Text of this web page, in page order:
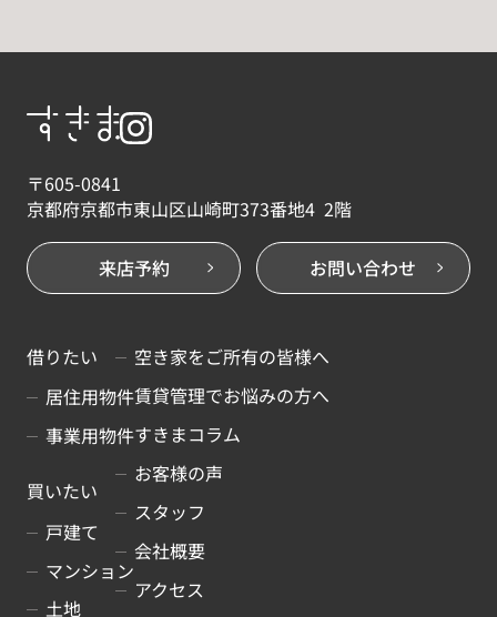
〒605-0841
京都府京都市東山区山崎町373番地4 2階
来店予約 お問い合わせ
借りたい
居住用物件
事業用物件
買いたい
戸建て
マンション
土地
空き家をご所有の皆様へ
賃貸管理でお悩みの方へ
すきまコラム
お客様の声
スタッフ
会社概要
アクセス